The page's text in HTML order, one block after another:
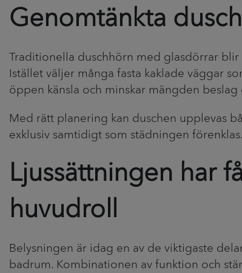
Genomtänkta
Traditionella duschhörn med glasdörrar
Istället väljer många fasta kaklade väggar
öppen känsla och minskar mängden
Med rätt planering kan duschen upplevas
exklusiv samtidigt som städningen förenklas.
Ljussättningen har
huvudroll
Belysningen är idag en av de viktigaste
badrum. Kombinationen av funktion och